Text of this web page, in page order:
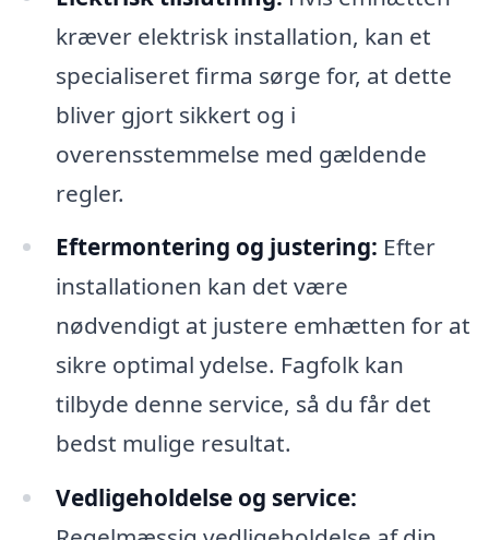
kræver elektrisk installation, kan et
specialiseret firma sørge for, at dette
bliver gjort sikkert og i
overensstemmelse med gældende
regler.
Eftermontering og justering: Efter
installationen kan det være
nødvendigt at justere emhætten for at
sikre optimal ydelse. Fagfolk kan
tilbyde denne service, så du får det
bedst mulige resultat.
Vedligeholdelse og service: